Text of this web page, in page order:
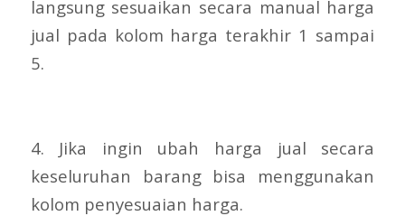
langsung sesuaikan secara manual harga
jual pada kolom harga terakhir 1 sampai
5.
4. Jika ingin ubah harga jual secara
keseluruhan barang bisa menggunakan
kolom penyesuaian harga.